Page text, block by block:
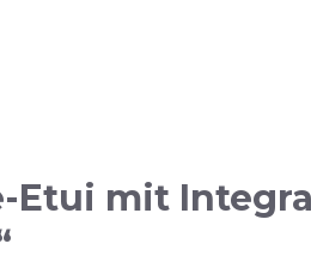
Etui mit